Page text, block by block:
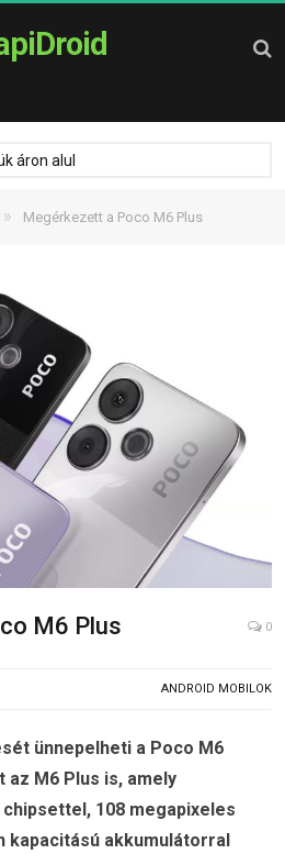
áron alul
» Megérkezett a Poco M6 Plus
M6 Plus 0
ANDROID MOBILOK
ünnepelheti a Poco M6
M6 Plus is, amely
chipsettel, 108 megapixeles
kapacitású akkumulátorral